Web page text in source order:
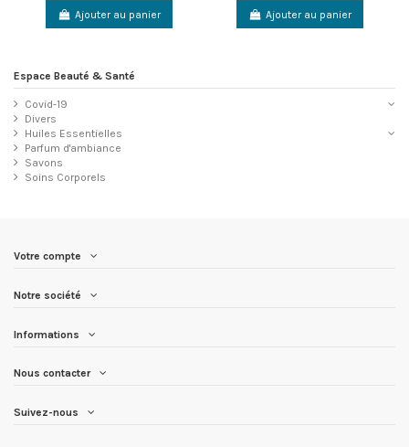
Ajouter au panier Ajouter au panier
Espace Beauté & Santé
Covid-19
Divers
Huiles Essentielles
Parfum d'ambiance
Savons
Soins Corporels
Votre compte
Notre société
Informations
Nous contacter
Suivez-nous